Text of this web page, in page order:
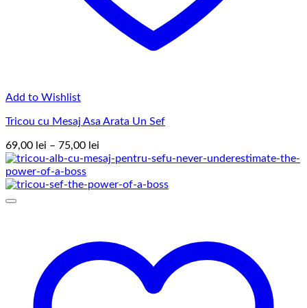
Add to Wishlist
Tricou cu Mesaj Asa Arata Un Sef
69,00 lei – 75,00 lei
de
69,00 lei